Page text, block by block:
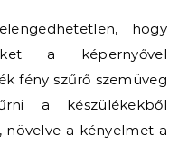
a képernyővel
fény szűrő szemüveg
a készülékekből
a kényelmet a